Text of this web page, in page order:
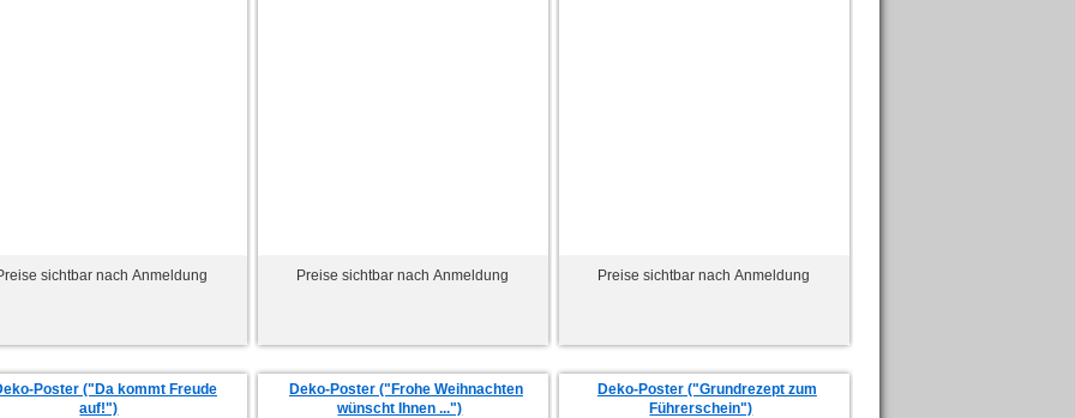
sichtbar nach Anmeldung Preise sichtbar nach Anmeldung Preise sichtbar nach Anmeldung
Poster ("Da kommt Freude
auf!")
Deko-Poster ("Frohe Weihnachten
wünscht Ihnen ...")
Deko-Poster ("Grundrezept zum
Führerschein")